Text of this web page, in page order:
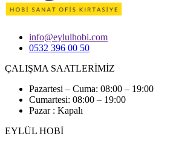
info@eylulhobi.com
0532 396 00 50
ÇALIŞMA SAATLERİMİZ
Pazartesi – Cuma: 08:00 – 19:00
Cumartesi: 08:00 – 19:00
Pazar : Kapalı
EYLÜL HOBİ